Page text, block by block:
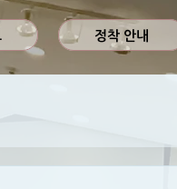
정착 안내